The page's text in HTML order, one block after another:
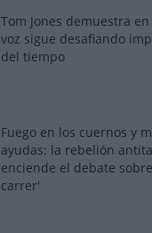
Tom Jones demuestra
voz sigue desafiando
del tiempo
Fuego en los cuernos y
ayudas: la rebelión
enciende el debate
carrer'